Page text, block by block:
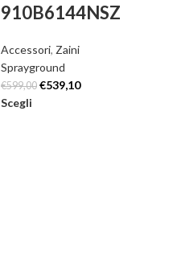
910B6144NSZ
Accessori, Zaini
Sprayground
€599,00 €539,10
Scegli